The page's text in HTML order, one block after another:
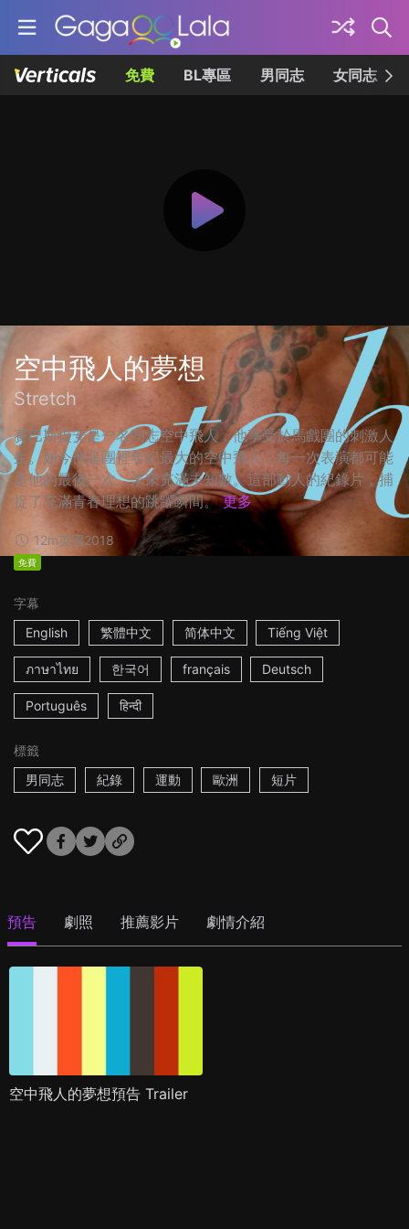
免費 BL專區 男同志 女同志
空中飛人的夢想
Stretch
賽巴斯提安是一名同志空中飛人，他享受於馬戲團的刺激人
生。如今他是團裡年紀最大的空中飛人，每一次表演都可能
是他的最後一次，未來充滿未知數。這部動人的紀錄片，捕
捉了充滿青春理想的跳躍瞬間。 更多
12m英國2018
免費
字幕
English
繁體中文 简体中文 Tiếng Việt
ภาษาไทย 한국어 français Deutsch
Português हिन्दी
標籤
男同志
紀錄 運動 歐洲 短片
預告 劇照 推薦影片 劇情介紹
空中飛人的夢想預告 Trailer